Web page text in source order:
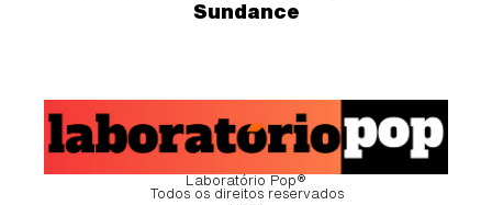
Sundance
Laboratório Pop®
Todos os direitos reservados